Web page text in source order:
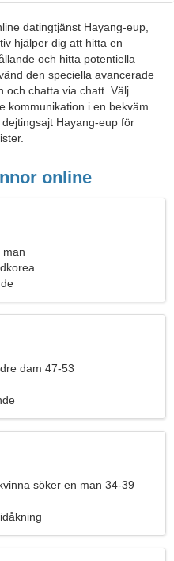
datingtjänst Hayang-eup,
hjälper dig att hitta en
och hitta potentiella
den speciella avancerade
och chatta via chatt. Välj
kommunikation i en bekväm
Hayang-eup för
online
man
dam 47-53
söker en man 34-39